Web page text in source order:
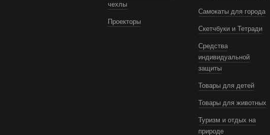
чехлы
Проекторы
Самокаты для города
Скетчбуки и Тетради
Средства
индивидуальной
защиты
Товары для детей
Товары для животных
Туризм и отдых на
природе